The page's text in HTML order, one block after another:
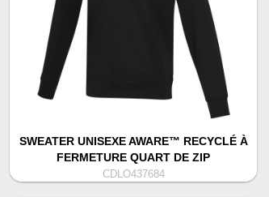
SWEATER UNISEXE AWARE™ RECYCLÉ À
FERMETURE QUART DE ZIP
CDLO437684